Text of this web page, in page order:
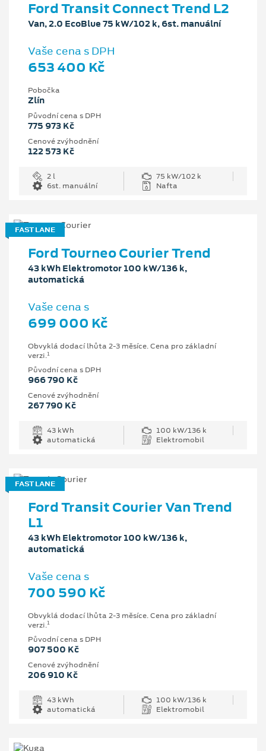
Ford Transit Connect Trend L2
Van, 2.0 EcoBlue 75 kW/102 k, 6st. manuální
Vaše cena s DPH
653 400 Kč
Pobočka
Zlín
Původní cena s DPH
775 973 Kč
Cenové zvýhodnění
122 573 Kč
2 l
75 kW/102 k
6st. manuální
Nafta
FAST LANE
Ford Tourneo Courier Trend
43 kWh Elektromotor 100 kW/136 k,
automatická
Vaše cena s
699 000 Kč
Obvyklá dodací lhůta 2-3 měsíce. Cena pro základní
verzi.1
Původní cena s DPH
966 790 Kč
Cenové zvýhodnění
267 790 Kč
43 kWh
100 kW/136 k
automatická
Elektromobil
FAST LANE
Ford Transit Courier Van Trend
L1
43 kWh Elektromotor 100 kW/136 k,
automatická
Vaše cena s
700 590 Kč
Obvyklá dodací lhůta 2-3 měsíce. Cena pro základní
verzi.1
Původní cena s DPH
907 500 Kč
Cenové zvýhodnění
206 910 Kč
43 kWh
100 kW/136 k
automatická
Elektromobil